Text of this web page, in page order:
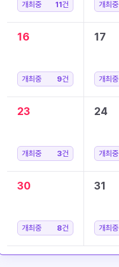
개최중 11건 개최중
16
개최중 9건
17
개최중
23
개최중 3건
24
개최중
30
개최중 8건
31
개최중